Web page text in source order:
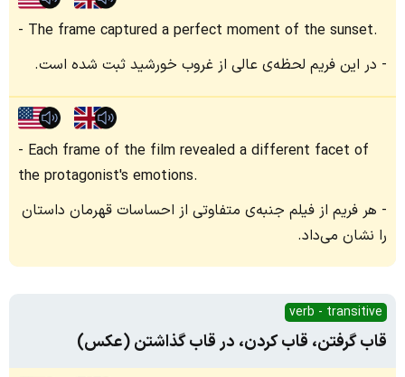
The frame captured a perfect moment of the sunset.
در این فریم لحظه‌ی عالی از غروب خورشید ثبت شده است.
Each frame of the film revealed a different facet of
the protagonist's emotions.
هر فریم از فیلم جنبه‌ی متفاوتی از احساسات قهرمان داستان
را نشان می‌داد.
verb - transitive
قاب گرفتن، قاب کردن، در قاب گذاشتن (عکس)